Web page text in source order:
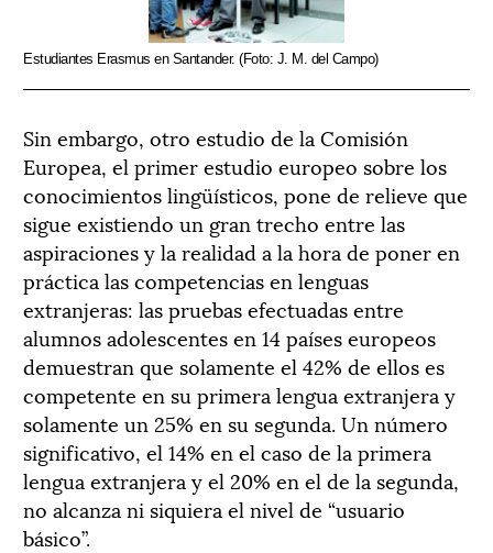
Estudiantes Erasmus en Santander. (Foto: J. M. del Campo)
Sin embargo, otro estudio de la Comisión
Europea, el primer estudio europeo sobre los
conocimientos lingüísticos, pone de relieve que
sigue existiendo un gran trecho entre las
aspiraciones y la realidad a la hora de poner en
práctica las competencias en lenguas
extranjeras: las pruebas efectuadas entre
alumnos adolescentes en 14 países europeos
demuestran que solamente el 42% de ellos es
competente en su primera lengua extranjera y
solamente un 25% en su segunda. Un número
significativo, el 14% en el caso de la primera
lengua extranjera y el 20% en el de la segunda,
no alcanza ni siquiera el nivel de “usuario
básico”.